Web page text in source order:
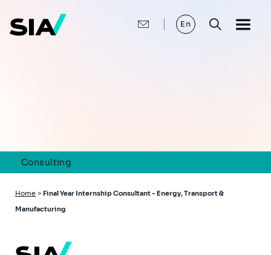
main
content
En
Consulting
Breadcrumb
Home > Final Year Internship Consultant - Energy, Transport &
Manufacturing